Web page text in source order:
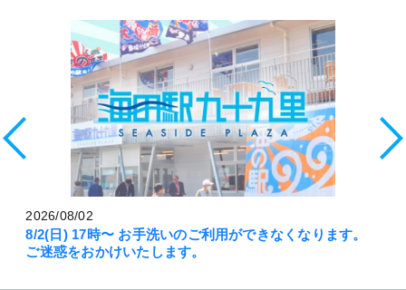
2026/08/02
8/2(日) 17時〜 お手洗いのご利用ができなくなります。
ご迷惑をおかけいたします。